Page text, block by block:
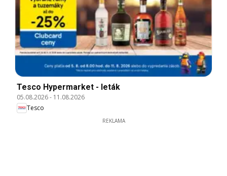
Tesco Hypermarket - leták
05.08.2026- 11.08.2026
Tesco
REKLAMA